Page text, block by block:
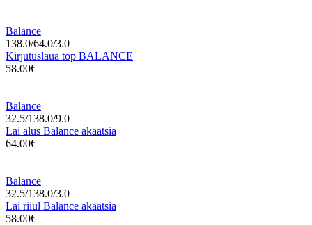
Balance
138.0/64.0/3.0
Kirjutuslaua top BALANCE
58.00€
Balance
32.5/138.0/9.0
Lai alus Balance akaatsia
64.00€
Balance
32.5/138.0/3.0
Lai riiul Balance akaatsia
58.00€